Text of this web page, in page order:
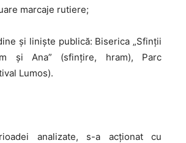
marcaje rutiere;
și liniște publică: Biserica „Sfinții
și Ana” (sfințire, hram), Parc
Lumos).
analizate, s-a acţionat cu